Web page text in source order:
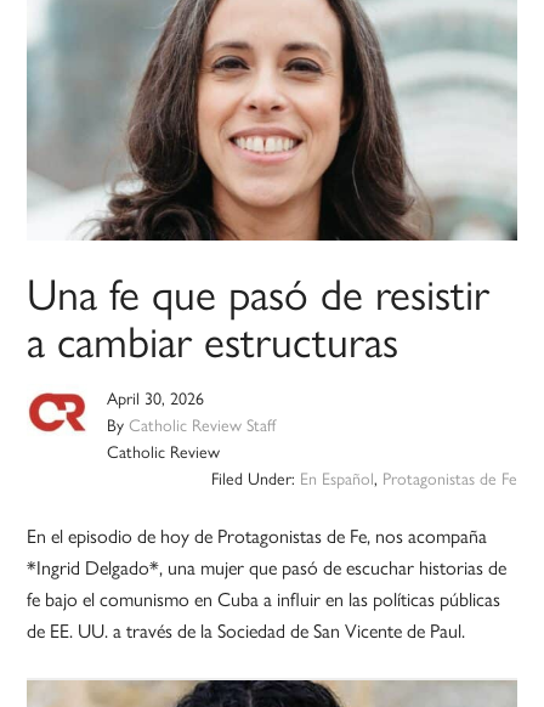
Una fe que pasó de resistir
a cambiar estructuras
April 30, 2026
ByCatholic Review Staff
Catholic Review
Filed Under: En Español, Protagonistas de Fe
En el episodio de hoy de Protagonistas de Fe, nos acompaña
*Ingrid Delgado*, una mujer que pasó de escuchar historias de
fe bajo el comunismo en Cuba a influir en las políticas públicas
de EE. UU. a través de la Sociedad de San Vicente de Paul.